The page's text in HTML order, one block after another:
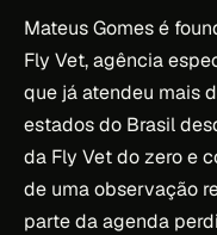
Mateus Gomes é
Fly Vet, agência
que já atendeu mais
estados do Brasil
da Fly Vet do zero e
de uma observação
parte da agenda